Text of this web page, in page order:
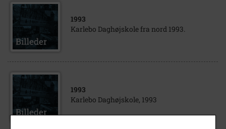
1993
Karlebo Daghøjskole fra nord 1993.
1993
Karlebo Daghøjskole, 1993